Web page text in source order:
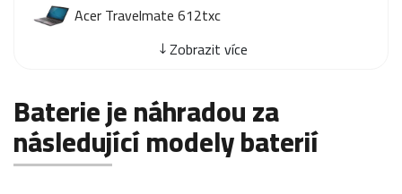
Acer Travelmate 612txc
Zobrazit více
Baterie je náhradou za
následující modely baterií